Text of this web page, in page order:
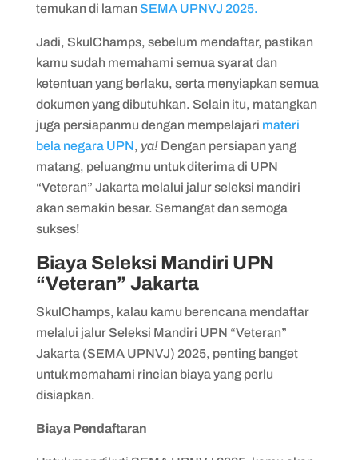
temukan di lamanSEMA UPNVJ 2025.
Jadi, SkulChamps, sebelum mendaftar, pastikan
kamu sudah memahami semua syarat dan
ketentuan yang berlaku, serta menyiapkan semua
dokumen yang dibutuhkan. Selain itu, matangkan
juga persiapanmu dengan mempelajari materi
bela negara UPN, ya! Dengan persiapan yang
matang, peluangmu untuk diterima di UPN
“Veteran” Jakarta melalui jalur seleksi mandiri
akan semakin besar. Semangat dan semoga
sukses!
Biaya Seleksi Mandiri UPN
“Veteran” Jakarta
SkulChamps, kalau kamu berencana mendaftar
melalui jalur Seleksi Mandiri UPN “Veteran”
Jakarta (SEMA UPNVJ) 2025, penting banget
untuk memahami rincian biaya yang perlu
disiapkan.
Biaya Pendaftaran